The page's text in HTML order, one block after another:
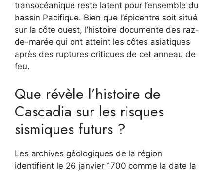
transocéanique reste latent pour l’ensemble du
bassin Pacifique. Bien que l’épicentre soit situé
sur la côte ouest, l’histoire documente des raz-
de-marée qui ont atteint les côtes asiatiques
après des ruptures critiques de cet anneau de
feu.
Que révèle l’histoire de
Cascadia sur les risques
sismiques futurs ?
Les archives géologiques de la région
identifient le 26 janvier 1700 comme la date la